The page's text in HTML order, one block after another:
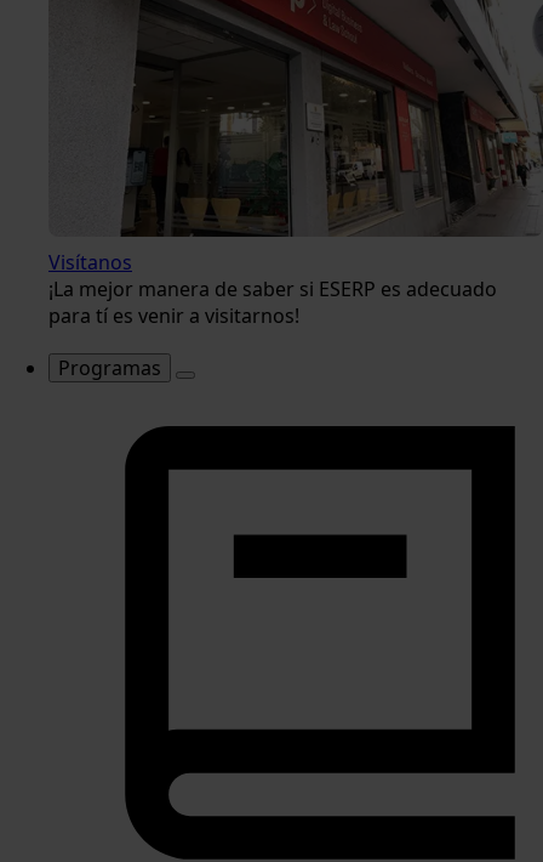
Visítanos
¡La mejor manera de saber si ESERP es adecuado
para tí es venir a visitarnos!
Programas